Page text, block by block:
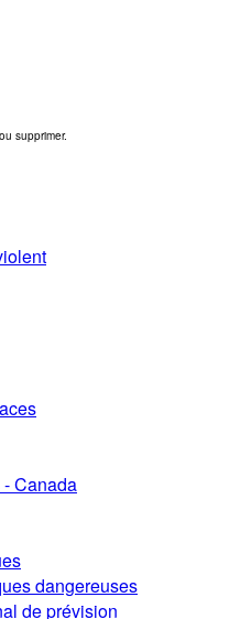
supprimer.
Canada
dangereuses
de prévision